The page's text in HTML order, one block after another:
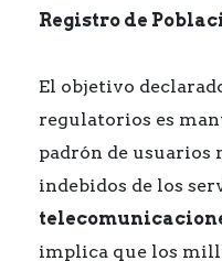
Registro de
El objetivo
regulatorios es
padrón de usuarios
indebidos de los
implica que los